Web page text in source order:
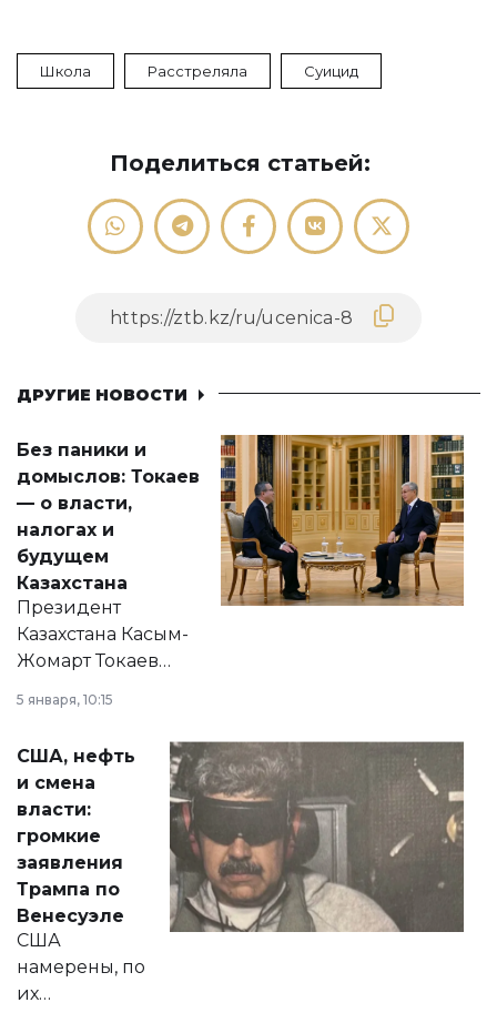
Школа Расстреляла Суицид
Поделиться статьей:
ДРУГИЕ НОВОСТИ
Без паники и
домыслов: Токаев
— о власти,
налогах и
будущем
Казахстана
Президент
Казахстана Касым-
Жомарт Токаев
сразу несколько
актуальных тем —
от слухов о
политических
реформах до
вопросов армии,
экономики и
личного здоровья.
5 января, 10:15
США, нефть
и смена
власти:
громкие
заявления
Трампа по
Венесуэле
США
намерены, по
их